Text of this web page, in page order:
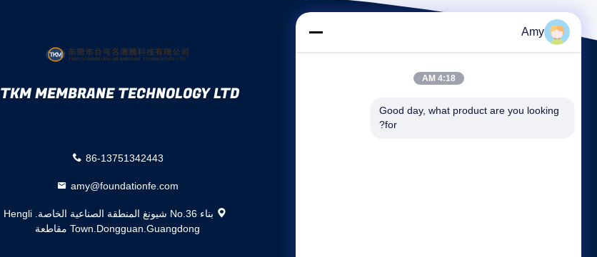
TKM MEMBRANE TECHNOLOGY LTD.
86-13751342443
amy@foundationfe.com
بناء No.36 شيونغ المنطقة الصناعية الخاصة. Hengli
Town.Dongguan.Guangdong مقاطعة
Amy
4:18 AM
Good day, what product are you looking
for?